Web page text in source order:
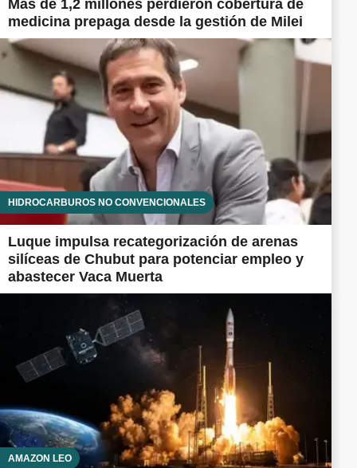
Más de 1,2 millones perdieron cobertura de
medicina prepaga desde la gestión de Milei
HIDROCARBUROS NO CONVENCIONALES
Luque impulsa recategorización de arenas
silíceas de Chubut para potenciar empleo y
abastecer Vaca Muerta
AMAZON LEO